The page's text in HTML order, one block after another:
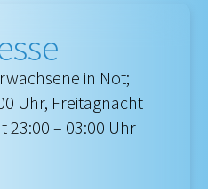
in Not;
Uhr, Freitagnacht
23:00 – 03:00 Uhr